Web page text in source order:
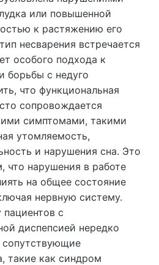
или повышенной
к растяжению его
несварения встречается
особого подхода к
борьбы с недуго
что функциональная
сопровождается
симптомами, такими
утомляемость,
и нарушения сна. Это
что нарушения в работе
на общее состояние
нервную систему.
с
диспепсией нередко
такие как синдром